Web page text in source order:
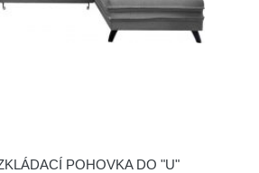
POHOVKA DO "U"